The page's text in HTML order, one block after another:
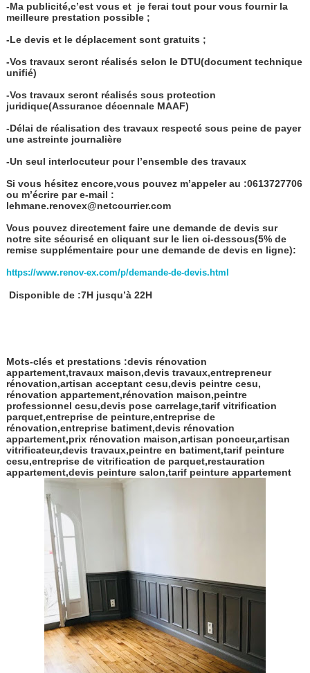
-Ma publicité,c’est vous et je ferai tout pour vous fournir la
meilleure prestation possible ;
-Le devis et le déplacement sont gratuits ;
-Vos travaux seront réalisés selon le DTU(document technique
unifié)
-Vos travaux seront réalisés sous protection
juridique(Assurance décennale MAAF)
-Délai de réalisation des travaux respecté sous peine de payer
une astreinte journalière
-Un seul interlocuteur pour l’ensemble des travaux
Si vous hésitez encore,vous pouvez m’appeler au :0613727706
ou m’écrire par e-mail :
lehmane.renovex@netcourrier.com
Vous pouvez directement faire une demande de devis sur
notre site sécurisé en cliquant sur le lien ci-dessous(5% de
remise supplémentaire pour une demande de devis en ligne):
https://www.renov-ex.com/p/demande-de-devis.html
Disponible de :7H jusqu’à 22H
Mots-clés et prestations :devis rénovation
appartement,travaux maison,devis travaux,entrepreneur
rénovation,artisan acceptant cesu,devis peintre cesu,
rénovation appartement,rénovation maison,peintre
professionnel cesu,devis pose carrelage,tarif vitrification
parquet,entreprise de peinture,entreprise de
rénovation,entreprise batiment,devis rénovation
appartement,prix rénovation maison,artisan ponceur,artisan
vitrificateur,devis travaux,peintre en batiment,tarif peinture
cesu,entreprise de vitrification de parquet,restauration
appartement,devis peinture salon,tarif peinture appartement